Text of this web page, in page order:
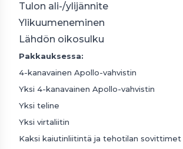
Tulon ali-/ylijännite
Ylikuumeneminen
Lähdön oikosulku
Pakkauksessa:
4-kanavainen Apollo-vahvistin
Yksi 4-kanavainen Apollo-vahvistin
Yksi teline
Yksi virtaliitin
Kaksi kaiutinliitintä ja tehotilan sovittimet